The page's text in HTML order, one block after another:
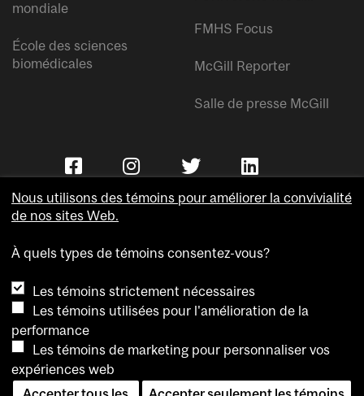
mondiale
École des sciences
biomédicales
FMHS Focus
McGill Reporter
Salle de presse McGill
Accessibilité
Confidentialité
Avis sur les témoins
Nous utilisons des témoins pour améliorer la convivialité
de nos sites Web.
À quels types de témoins consentez-vous?
Les témoins strictement nécessaires
Les témoins utilisées pour l'amélioration de la
performance
Les témoins de marketing pour personnaliser vos
expériences web